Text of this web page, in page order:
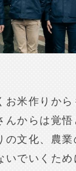
お米作りか
んからは覚
の文化、農
いでいくた